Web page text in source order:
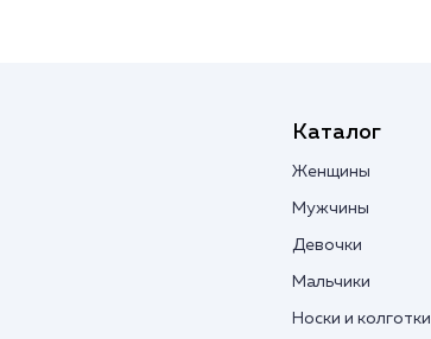
Каталог
Женщины
Мужчины
Девочки
Мальчики
Носки и колготки